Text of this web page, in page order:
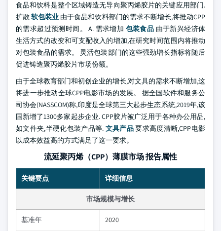
食品和饮料是整个区域铸造无导向聚丙烯胶片的关键应用部门.
扩散软包装业 由于食品和饮料部门的需求不断增长,将推动CPP
的需求超过预测时间。 A. 需求增加 包装食品 由于新兴经济体
生活方式的改变和可支配收入的增加,在研究时间范围内将推动
对包装食品的需求。 灵活包装部门的这些强劲增长指标将随后
促进铸造聚丙烯胶片市场份额。
由于全球教育部门和初创企业的增长,对文具的需求不断增加,这
将进一步推动全球CPP电影市场的发展。 据全国软件和服务公
司协会(NASSCOM)称,印度是全球第三大起步生态系统,2019年,该
国新增了1300多家起步企业. CPP胶片被广泛用于各种办公用品,
如文件夹,半硬化包装产品等. 文具产品要求高度清晰,CPP电影
以成本效益高的方式满足了这一要求。
流延聚丙烯（CPP）薄膜市场 报告属性
关键要点 详细信息
市场规模与增长
基准年 2020